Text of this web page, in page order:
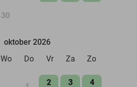
30
oktober 2026
Wo Do Vr Za Zo
2 3 4